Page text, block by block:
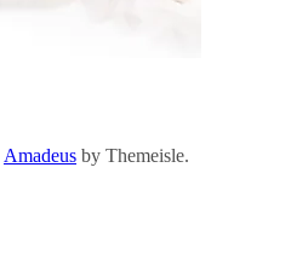
Amadeus by Themeisle.